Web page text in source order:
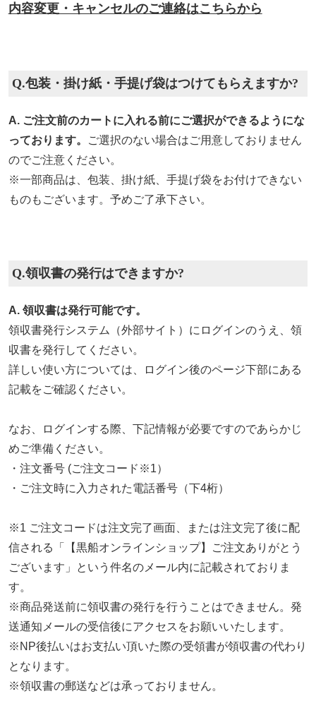
内容変更・キャンセルのご連絡はこちらから
Q.包装・掛け紙・手提げ袋はつけてもらえますか?
A. ご注文前のカートに入れる前にご選択ができるようにな
っております。
ご選択のない場合はご用意しておりません
のでご注意ください。
※一部商品は、包装、掛け紙、手提げ袋をお付けできない
ものもございます。予めご了承下さい。
Q.領収書の発行はできますか?
A. 領収書は発行可能です。
領収書発行システム（外部サイト）にログインのうえ、領
収書を発行してください。
詳しい使い方については、ログイン後のページ下部にある
記載をご確認ください。
なお、ログインする際、下記情報が必要ですのであらかじ
めご準備ください。
・注文番号 (ご注文コード※1）
・ご注文時に入力された電話番号（下4桁）
※1 ご注文コードは注文完了画面、または注文完了後に配
信される「【黒船オンラインショップ】ご注文ありがとう
ございます」という件名のメール内に記載されておりま
す。
※商品発送前に領収書の発行を行うことはできません。発
送通知メールの受信後にアクセスをお願いいたします。
※NP後払いはお支払い頂いた際の受領書が領収書の代わり
となります。
※領収書の郵送などは承っておりません。